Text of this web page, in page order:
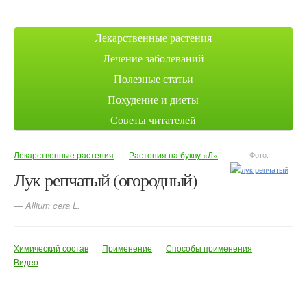
Лекарственные растения
Лечение заболеваний
Полезные статьи
Похудение и диеты
Советы читателей
Фото:
Лекарственные растения — Растения на букву «Л»
Лук репчатый (огородный)
— Allium cera L.
Химический состав Применение
Способы применения
Видео